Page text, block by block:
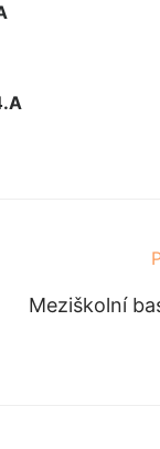
Meziškolní